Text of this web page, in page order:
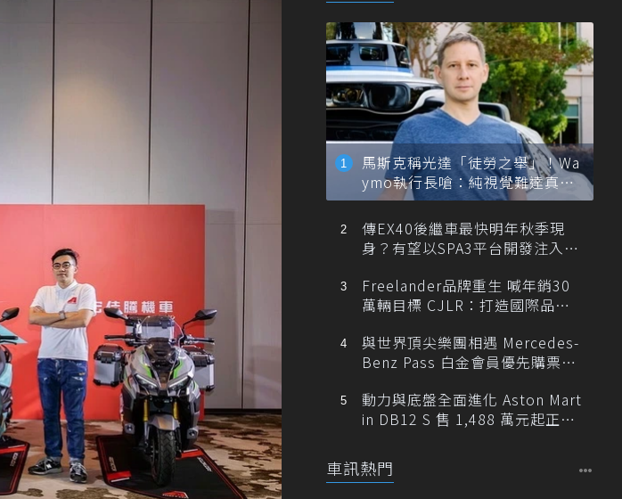
馬斯克稱光達「徒勞之舉」！Wa
ymo執行長嗆：純視覺難達真正
自動駕駛
傳EX40後繼車最快明年秋季現
身？有望以SPA3平台開發注入80
Freelander品牌重生 喊年銷30
萬輛目標 CJLR：打造國際品牌
與世界頂尖樂團相遇 Mercedes-
Benz Pass 白金會員優先購票維
動力與底盤全面進化 Aston Mart
in DB12 S 售 1,488 萬元起正式
車訊熱門